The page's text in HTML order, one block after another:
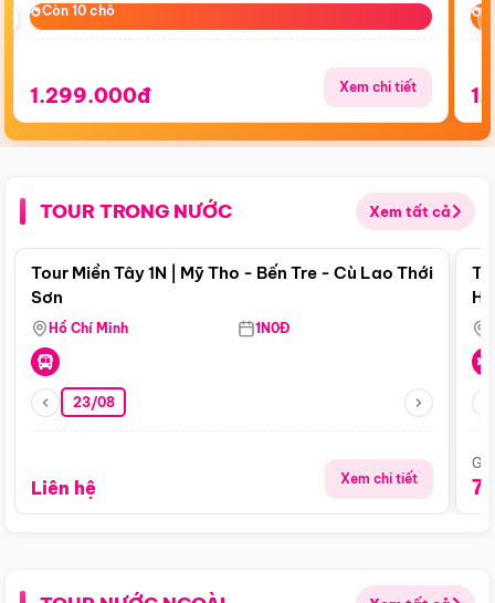
Còn 10 chỗ
Còn 10 chỗ
1.299.000đ Xem chi tiết
TOUR TRONG NƯỚC Xem tất cả
Điểm nổi bật
Tour Miền Tây 1N | Mỹ Tho - Bến Tre - Cù Lao Thới
Sơn
Hồ Chí Minh 1N0Đ
23/08
Liên hệ Xem chi tiết